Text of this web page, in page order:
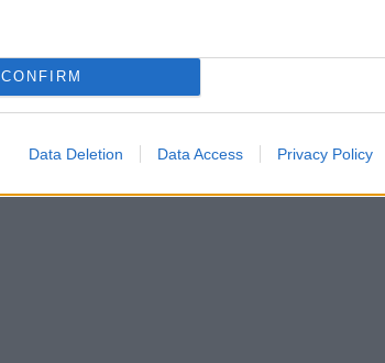
CONFIRM
Data Deletion Data Access Privacy Policy